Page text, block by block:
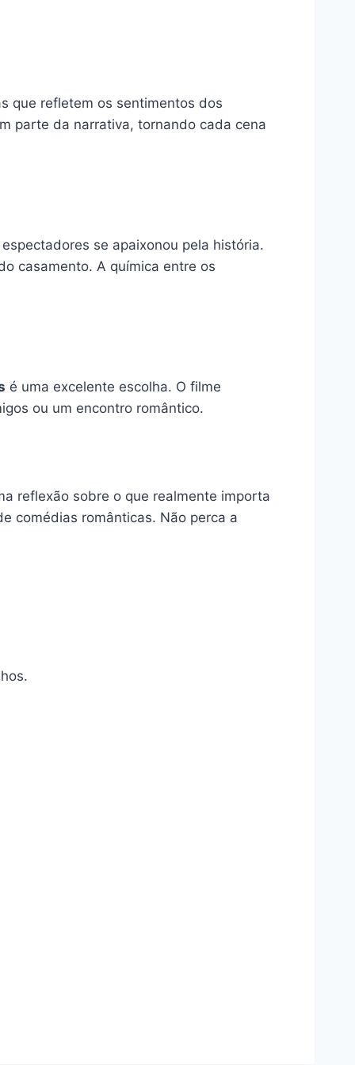
que refletem os sentimentos dos
parte da narrativa, tornando cada cena
se apaixonou pela história.
casamento. A química entre os
é uma excelente escolha. O filme
ou um encontro romântico.
reflexão sobre o que realmente importa
comédias românticas. Não perca a